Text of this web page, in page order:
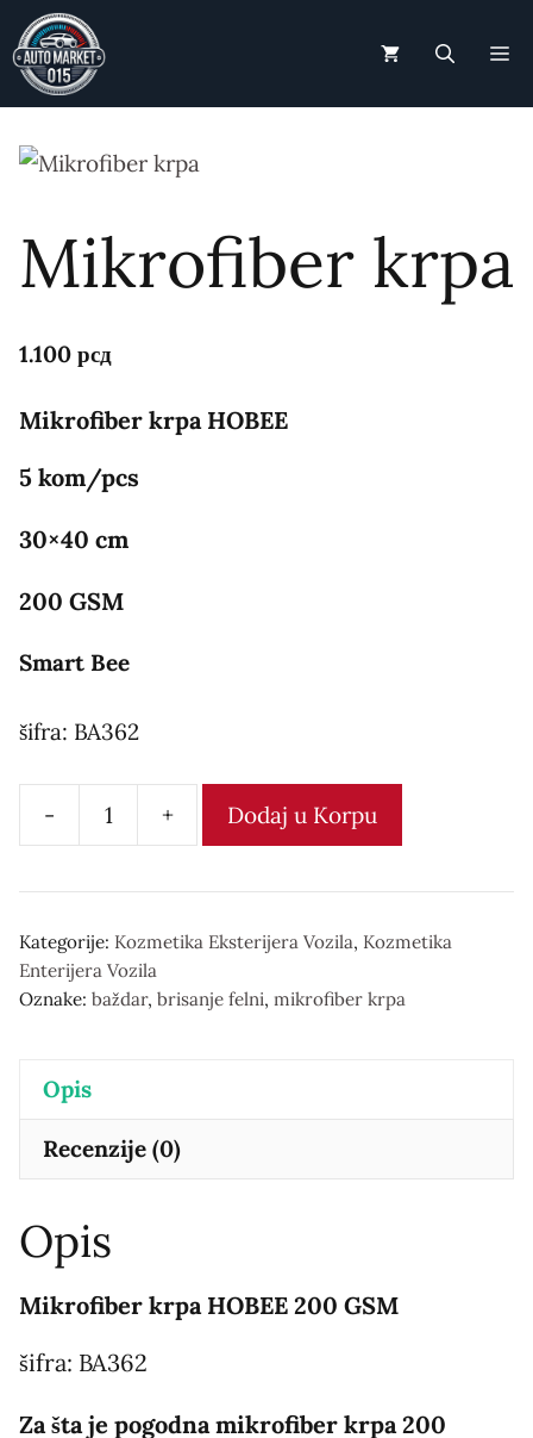
Skip
to
content
Mikrofiber krpa
1.100 рсд
Mikrofiber krpa HOBEE
5 kom/pcs
30×40 cm
200 GSM
Smart Bee
šifra: BA362
-
Mikrofiber
количина
+ Dodaj u Korpu
Kategorije: Kozmetika Eksterijera Vozila, Kozmetika
Enterijera Vozila
Oznake: baždar, brisanje felni, mikrofiber krpa
Opis
Recenzije (0)
Opis
Mikrofiber krpa HOBEE 200 GSM
šifra: BA362
Za šta je pogodna mikrofiber krpa 200